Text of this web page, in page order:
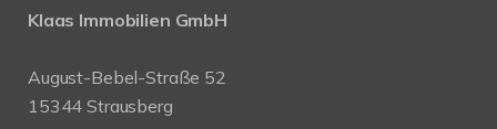
Klaas Immobilien GmbH
August-Bebel-Straße 52
15344 Strausberg